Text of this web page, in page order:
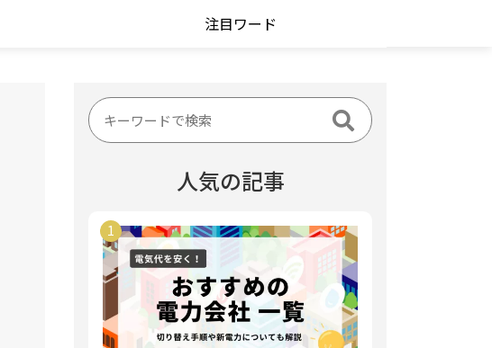
注目ワード
人気の記事